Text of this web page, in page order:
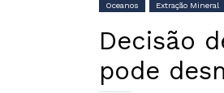
Oceanos Extração Mineral
Decisão
pode